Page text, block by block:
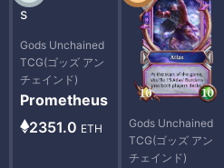
Gods Unchained
TCG(ゴッズ アン
チェインド)
Prometheus
2351.0 ETH
Gods Unchained
TCG(ゴッズ アン
チェインド)